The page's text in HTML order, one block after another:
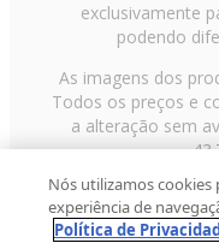
exclusivamente
podendo
As imagens dos
Todos os preços e
a alteração sem
Avenida Zaki Narchi,
Paulo/SP, CEP
2013 Fast Shop -
Nós utilizamos
experiência de
Política de